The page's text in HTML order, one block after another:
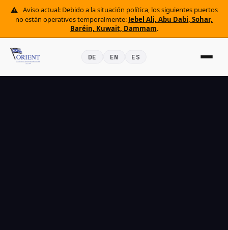
Aviso actual: Debido a la situación política, los siguientes puertos
no están operativos temporalmente: Jebel Ali, Abu Dabi, Sohar,
Baréin, Kuwait, Dammam.
DE EN ES